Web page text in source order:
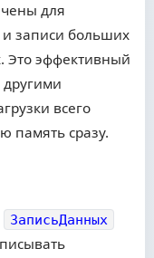
для
и записи больших
Это эффективный
всего
память сразу.
ЗаписьДанных